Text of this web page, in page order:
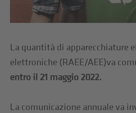
La quantità di apparecchiature
elettroniche (RAEE/AEE)va
entro il 21 maggio 2022.
La comunicazione annuale va